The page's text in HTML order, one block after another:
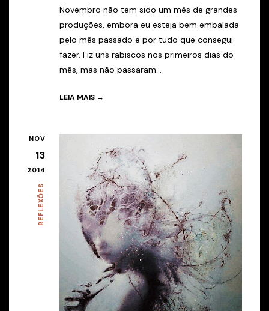
Novembro não tem sido um mês de grandes
produções, embora eu esteja bem embalada
pelo mês passado e por tudo que consegui
fazer. Fiz uns rabiscos nos primeiros dias do
mês, mas não passaram...
LEIA MAIS →
NOV
13
2014
REFLEXÕES